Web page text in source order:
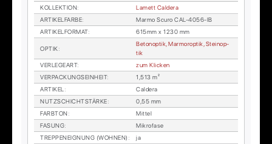
KOL­LEK­TI­ON:
La­mett Cal­de­ra
AR­TI­KEL­FAR­BE:
Mar­mo Scu­ro CAL-4056-IB
AR­TI­KEL­FOR­MAT: 615mm x 1230 mm
OP­TIK:
Be­to­n­op­tik, Mar­mor­op­tik, Stein­op­
tik
VER­LE­GE­ART:
zum Kli­cken
VER­PA­CKUNGS­EIN­HEIT:
1,513 m²
AR­TI­KEL:
Cal­de­ra
NUTZ­SCHICHT­STÄR­KE:
0,55 mm
FARB­TON:
Mit­tel
FA­SUNG:
Mi­kro­fa­se
TREP­PEN­EIG­NUNG (WOH­NEN) :
ja